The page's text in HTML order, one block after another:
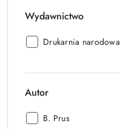
Wydawnictwo
Wydawnictwo:
Drukarnia narodowa
Autor
Autor:
B. Prus